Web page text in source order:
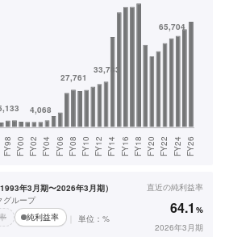
年3月期〜2026年3月期）
グループ
純利益率 単位：%
直近の純利益率
64.1 %
2026年3月期